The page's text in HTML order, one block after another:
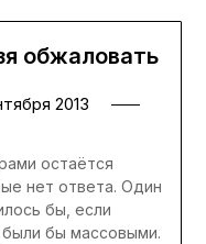
обжаловать
2013
остаётся
нет ответа. Один
бы, если
были бы массовыми.